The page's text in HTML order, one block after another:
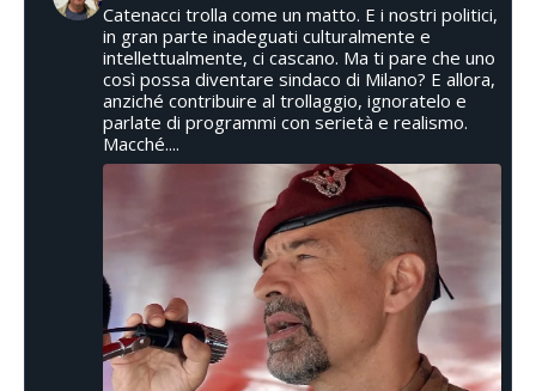
Catenacci trolla come un matto. E i nostri politici,
in gran parte inadeguati culturalmente e
intellettualmente, ci cascano. Ma ti pare che uno
così possa diventare sindaco di Milano? E allora,
anziché contribuire al trollaggio, ignoratelo e
parlate di programmi con serietà e realismo.
Macché....